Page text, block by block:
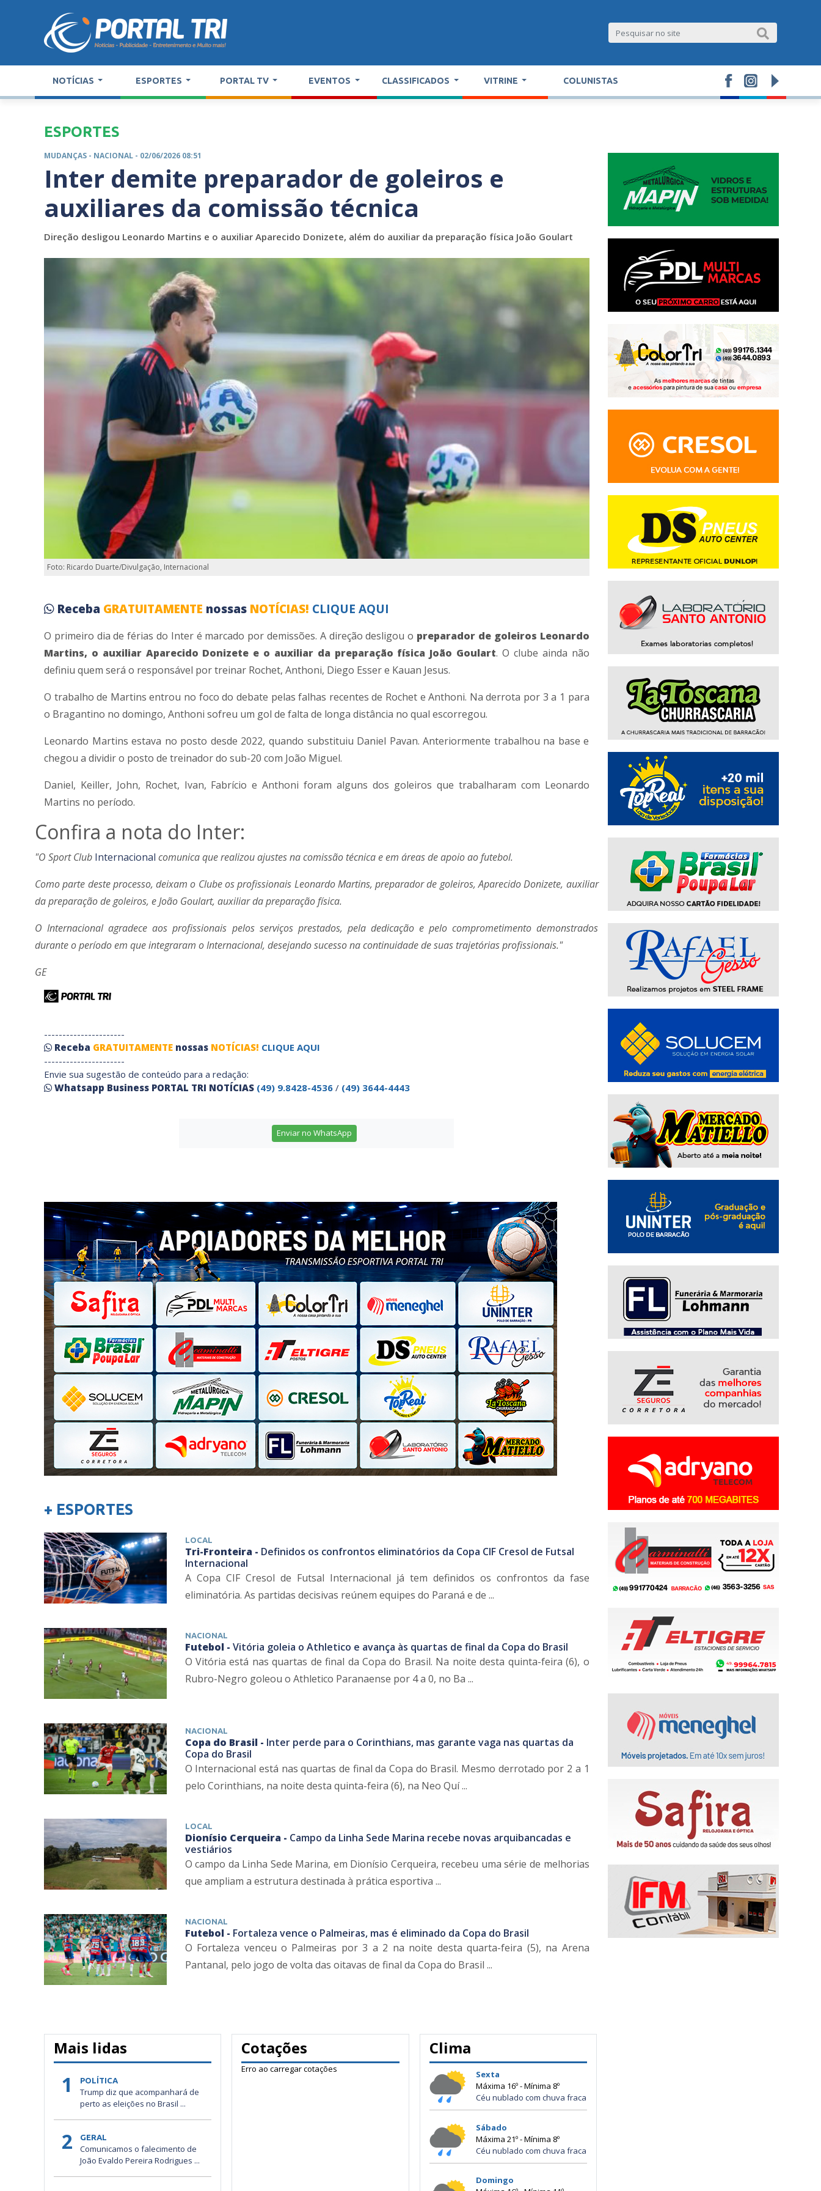
NOTÍCIAS ESPORTES PORTAL TV EVENTOS CLASSIFICADOS VITRINE COLUNISTAS
ESPORTES
MUDANÇAS - NACIONAL - 02/06/2026 08:51
Inter demite preparador de goleiros e
auxiliares da comissão técnica
Direção desligou Leonardo Martins e o auxiliar Aparecido Donizete, além do auxiliar da preparação física João Goulart
Foto: Ricardo Duarte/Divulgação, Internacional
Receba GRATUITAMENTE nossas NOTÍCIAS! CLIQUE AQUI
O primeiro dia de férias do Inter é marcado por demissões. A direção desligou o preparador de goleiros Leonardo
Martins, o auxiliar Aparecido Donizete e o auxiliar da preparação física João Goulart. O clube ainda não
definiu quem será o responsável por treinar Rochet, Anthoni, Diego Esser e Kauan Jesus.
O trabalho de Martins entrou no foco do debate pelas falhas recentes de Rochet e Anthoni. Na derrota por 3 a 1 para
o Bragantino no domingo, Anthoni sofreu um gol de falta de longa distância no qual escorregou.
Leonardo Martins estava no posto desde 2022, quando substituiu Daniel Pavan. Anteriormente trabalhou na base e
chegou a dividir o posto de treinador do sub-20 com João Miguel.
Daniel, Keiller, John, Rochet, Ivan, Fabrício e Anthoni foram alguns dos goleiros que trabalharam com Leonardo
Martins no período.
Confira a nota do Inter:
"O Sport Club Internacional comunica que realizou ajustes na comissão técnica e em áreas de apoio ao futebol.
Como parte deste processo, deixam o Clube os profissionais Leonardo Martins, preparador de goleiros, Aparecido Donizete, auxiliar
da preparação de goleiros, e João Goulart, auxiliar da preparação física.
O Internacional agradece aos profissionais pelos serviços prestados, pela dedicação e pelo comprometimento demonstrados
durante o período em que integraram o Internacional, desejando sucesso na continuidade de suas trajetórias profissionais."
GE
----------------------
Receba GRATUITAMENTE nossas NOTÍCIAS! CLIQUE AQUI
----------------------
Envie sua sugestão de conteúdo para a redação:
Whatsapp Business PORTAL TRI NOTÍCIAS (49) 9.8428-4536 / (49) 3644-4443
Enviar no WhatsApp
+ ESPORTES
LOCAL
Tri-Fronteira - Definidos os confrontos eliminatórios da Copa CIF Cresol de Futsal
Internacional
A Copa CIF Cresol de Futsal Internacional já tem definidos os confrontos da fase
eliminatória. As partidas decisivas reúnem equipes do Paraná e de ...
NACIONAL
Futebol - Vitória goleia o Athletico e avança às quartas de final da Copa do Brasil
O Vitória está nas quartas de final da Copa do Brasil. Na noite desta quinta-feira (6), o
Rubro-Negro goleou o Athletico Paranaense por 4 a 0, no Ba ...
NACIONAL
Copa do Brasil - Inter perde para o Corinthians, mas garante vaga nas quartas da
Copa do Brasil
O Internacional está nas quartas de final da Copa do Brasil. Mesmo derrotado por 2 a 1
pelo Corinthians, na noite desta quinta-feira (6), na Neo Quí ...
LOCAL
Dionísio Cerqueira - Campo da Linha Sede Marina recebe novas arquibancadas e
vestiários
O campo da Linha Sede Marina, em Dionísio Cerqueira, recebeu uma série de melhorias
que ampliam a estrutura destinada à prática esportiva ...
NACIONAL
Futebol - Fortaleza vence o Palmeiras, mas é eliminado da Copa do Brasil
O Fortaleza venceu o Palmeiras por 3 a 2 na noite desta quarta-feira (5), na Arena
Pantanal, pelo jogo de volta das oitavas de final da Copa do Brasil ...
Mais lidas
1 POLÍTICA
Trump diz que acompanhará de
perto as eleições no Brasil ...
2 GERAL
Comunicamos o falecimento de
João Evaldo Pereira Rodrigues ...
Cotações
Erro ao carregar cotações
Clima
Sexta
Máxima 16º - Mínima 8º
Céu nublado com chuva fraca
Sábado
Máxima 21º - Mínima 8º
Céu nublado com chuva fraca
Domingo